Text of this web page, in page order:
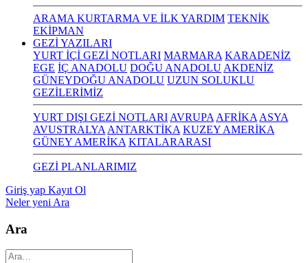
ARAMA KURTARMA VE İLK YARDIM TEKNİK
EKİPMAN
GEZİ YAZILARI
YURT İÇİ GEZİ NOTLARI MARMARA KARADENİZ
EGE İÇ ANADOLU DOĞU ANADOLU AKDENİZ
GÜNEYDOĞU ANADOLU UZUN SOLUKLU
GEZİLERİMİZ
YURT DIŞI GEZİ NOTLARI AVRUPA AFRİKA ASYA
AVUSTRALYA ANTARKTİKA KUZEY AMERİKA
GÜNEY AMERİKA KITALARARASI
GEZİ PLANLARIMIZ
Giriş yap Kayıt Ol
Neler yeni Ara
Ara